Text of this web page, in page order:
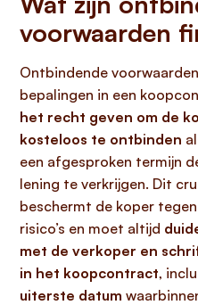
voorwaarden
Ontbindende
bepalingen in een
het recht geven om de
kosteloos te ontbinden
een afgesproken termijn
lening te verkrijgen. Dit
beschermt de koper
risico’s en moet altijd
met de verkoper en
in het koopcontract,
uiterste datum